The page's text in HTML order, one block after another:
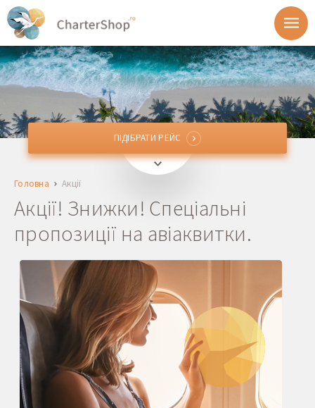
Звідки
Куди
Відправлення
Повернення
1 + 0 + 0
ПІДІБРАТИ РЕЙС
ПІДІБРАТИ РЕЙС
Головна Акції
Акції! Знижки! Спеціальні
пропозиції на авіаквитки.